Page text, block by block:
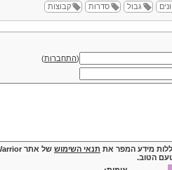
גבול סדרות קבוצות
(התחברות)
מידע המפר את תנאי השימוש
הטוב.